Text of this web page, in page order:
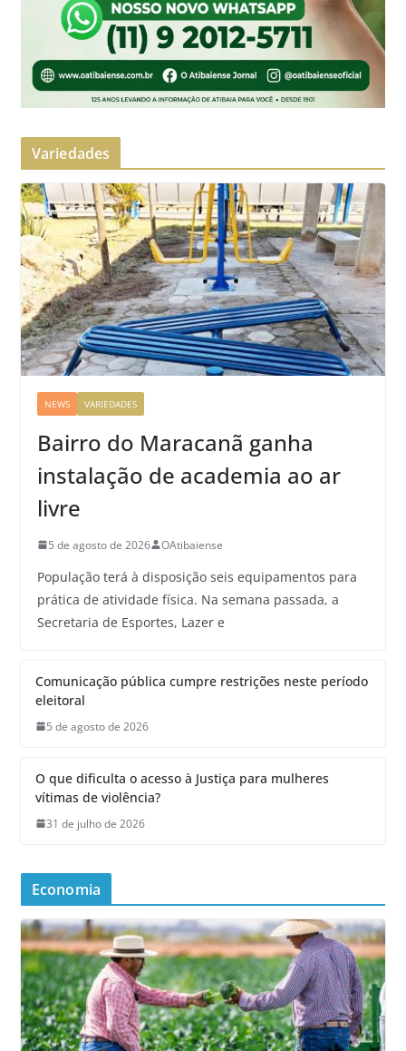
Variedades
NEWS VARIEDADES
Bairro do Maracanã ganha
instalação de academia ao ar
livre
5 de agosto de 2026 OAtibaiense
População terá à disposição seis equipamentos para
prática de atividade física. Na semana passada, a
Secretaria de Esportes, Lazer e
Comunicação pública cumpre restrições neste período
eleitoral
5 de agosto de 2026
O que dificulta o acesso à Justiça para mulheres
vítimas de violência?
31 de julho de 2026
Economia